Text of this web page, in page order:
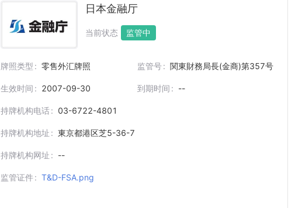
日本金融厅
当前状态 监管中
牌照类型 零售外汇牌照 监管号 関東財務局長(金商)第357号
生效时间 2007-09-30 到期时间 --
持牌机构电话 03-6722-4801
持牌机构地址 東京都港区芝5-36-7
持牌机构网址 --
监管证件 T&D-FSA.png